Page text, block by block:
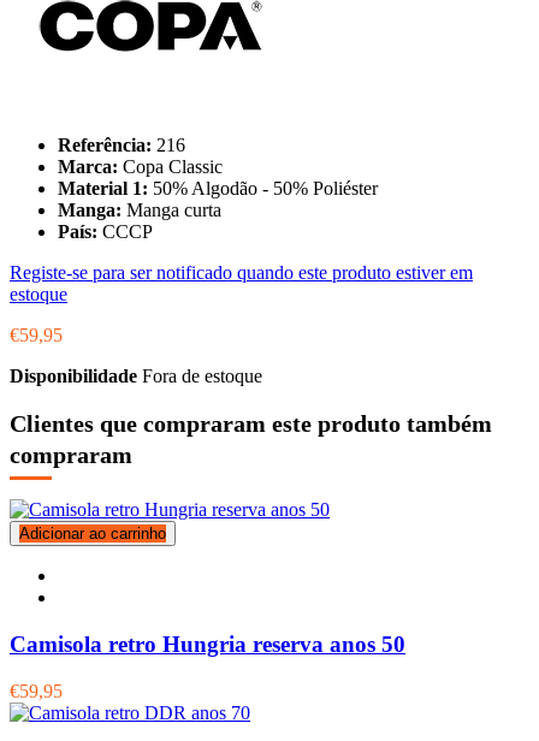
Referência: 216
Marca: Copa Classic
Material 1: 50% Algodão - 50% Poliéster
Manga: Manga curta
País: CCCP
Registe-se para ser notificado quando este produto estiver em
estoque
€59,95
Disponibilidade Fora de estoque
Clientes que compraram este produto também
compraram
Adicionar ao carrinho
Camisola retro Hungria reserva anos 50
€59,95